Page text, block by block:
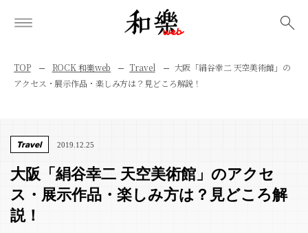
TOP ROCK 和樂web Travel
大阪「絹谷幸二 天空美術館」の
アクセス・展示作品・楽しみ方は？見どころ解説！
Travel 2019.12.25
大阪「絹谷幸二 天空美術館」のアクセ
ス・展示作品・楽しみ方は？見どころ解
説！